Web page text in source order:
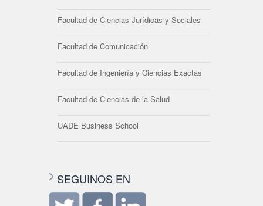
Facultad de Ciencias Jurídicas y Sociales
Facultad de Comunicación
Facultad de Ingeniería y Ciencias Exactas
Facultad de Ciencias de la Salud
UADE Business School
SEGUINOS EN